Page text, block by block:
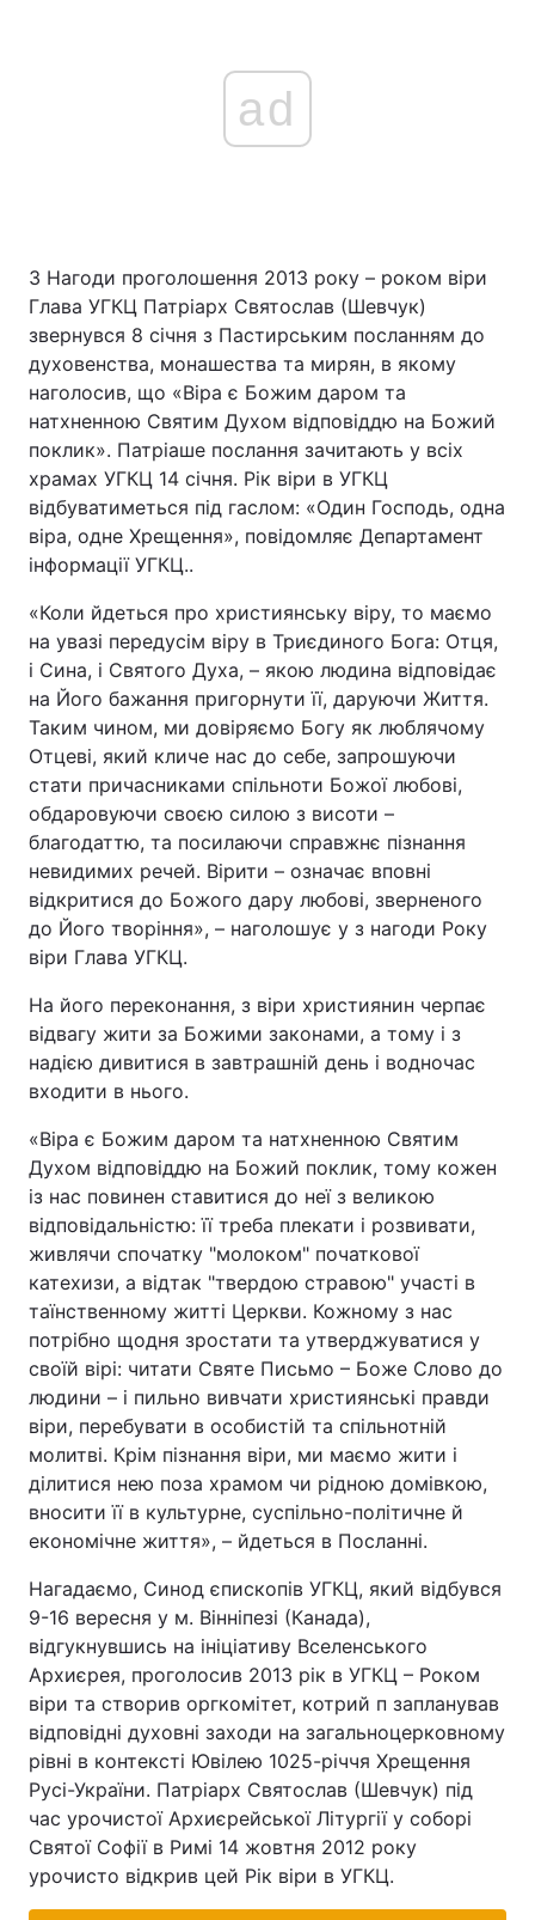
ad
З Нагоди проголошення 2013 року – роком віри
Глава УГКЦ Патріарх Святослав (Шевчук)
звернувся 8 січня з Пастирським посланням до
духовенства, монашества та мирян, в якому
наголосив, що «Віра є Божим даром та
натхненною Святим Духом відповіддю на Божий
поклик». Патріаше послання зачитають у всіх
храмах УГКЦ 14 січня. Рік віри в УГКЦ
відбуватиметься під гаслом: «Один Господь, одна
віра, одне Хрещення», повідомляє Департамент
інформації УГКЦ..
«Коли йдеться про християнську віру, то маємо
на увазі передусім віру в Триєдиного Бога: Отця,
і Сина, і Святого Духа, – якою людина відповідає
на Його бажання пригорнути її, даруючи Життя.
Таким чином, ми довіряємо Богу як люблячому
Отцеві, який кличе нас до себе, запрошуючи
стати причасниками спільноти Божої любові,
обдаровуючи своєю силою з висоти –
благодаттю, та посилаючи справжнє пізнання
невидимих речей. Вірити – означає вповні
відкритися до Божого дару любові, зверненого
до Його творіння», – наголошує у з нагоди Року
віри Глава УГКЦ.
На його переконання, з віри християнин черпає
відвагу жити за Божими законами, а тому і з
надією дивитися в завтрашній день і водночас
входити в нього.
«Віра є Божим даром та натхненною Святим
Духом відповіддю на Божий поклик, тому кожен
із нас повинен ставитися до неї з великою
відповідальністю: її треба плекати і розвивати,
живлячи спочатку "молоком" початкової
катехизи, а відтак "твердою стравою" участі в
таїнственному житті Церкви. Кожному з нас
потрібно щодня зростати та утверджуватися у
своїй вірі: читати Святе Письмо – Боже Слово до
людини – і пильно вивчати християнські правди
віри, перебувати в особистій та спільнотній
молитві. Крім пізнання віри, ми маємо жити і
ділитися нею поза храмом чи рідною домівкою,
вносити її в культурне, суспільно-політичне й
економічне життя», – йдеться в Посланні.
Нагадаємо, Синод єпископів УГКЦ, який відбувся
9-16 вересня у м. Вінніпезі (Канада),
відгукнувшись на ініціативу Вселенського
Архиєрея, проголосив 2013 рік в УГКЦ – Роком
віри та створив оргкомітет, котрий п запланував
відповідні духовні заходи на загальноцерковному
рівні в контексті Ювілею 1025-річчя Хрещення
Русі-України. Патріарх Святослав (Шевчук) під
час урочистої Архиєрейської Літургії у соборі
Святої Софії в Римі 14 жовтня 2012 року
урочисто відкрив цей Рік віри в УГКЦ.